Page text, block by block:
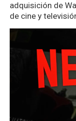
adquisición de
de cine y